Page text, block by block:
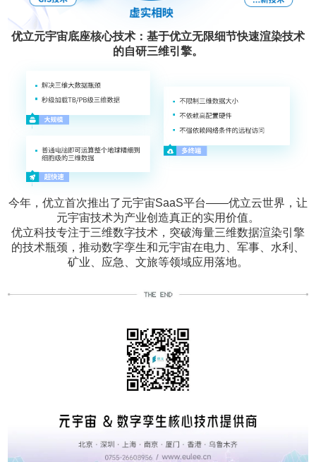
优立元宇宙底座核心技术：基于优立无限细节快速渲染技术
的自研三维引擎。
今年，优立首次推出了元宇宙SaaS平台——优立云世界，让
元宇宙技术为产业创造真正的实用价值。
优立科技专注于三维数字技术，突破海量三维数据渲染引擎
的技术瓶颈，推动数字孪生和元宇宙在电力、军事、水利、
矿业、应急、文旅等领域应用落地。